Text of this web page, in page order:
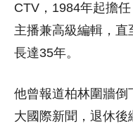
CTV，1984年起擔
主播兼高級編輯，直
長達35年。
他曾報道柏林圍牆倒
大國際新聞，退休